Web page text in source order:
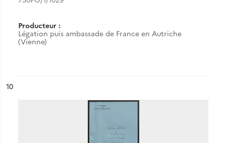
Producteur :
Légation puis ambassade de France en Autriche
(Vienne)
n°
10